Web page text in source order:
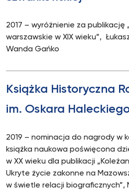
2017 – wyróżnienie za publikację
warszawskie w XIX wieku”,
Wanda Gańko
Książka Historyczna
im. Oskara
2019 – nominacja do nagrody w
książka naukowa poświęcona
w XX wieku dla publikacji
Ukryte życie zakonne na
w świetle relacji biograficznych”,